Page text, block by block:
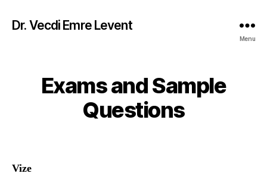
Dr. Vecdi Emre Levent
Menu
Categories
Exams and Sample
Questions
Vize